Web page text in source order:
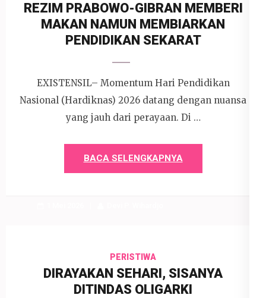
REZIM PRABOWO-GIBRAN MEMBERI
MAKAN NAMUN MEMBIARKAN
PENDIDIKAN SEKARAT
EXISTENSIL– Momentum Hari Pendidikan
Nasional (Hardiknas) 2026 datang dengan nuansa
yang jauh dari perayaan. Di …
BACA SELENGKAPNYA
PERISTIWA
DIRAYAKAN SEHARI, SISANYA
DITINDAS OLIGARKI